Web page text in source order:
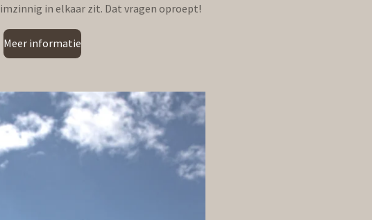
in elkaar zit. Dat vragen oproept!
Meer informatie